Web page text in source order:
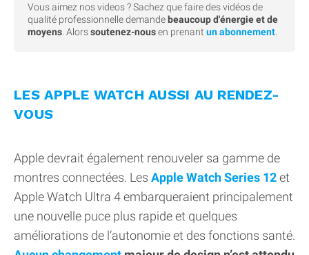
Vous aimez nos videos ? Sachez que faire des vidéos de
qualité professionnelle demande beaucoup d'énergie et de
moyens . Alorssoutenez-nousen prenant un abonnement
LES APPLE WATCH AUSSI AU RENDEZ-
VOUS
Apple devrait également renouveler sa gamme de
montres connectées. Les Apple Watch Series 12et
Apple Watch Ultra 4 embarqueraient principalement
une nouvelle puce plus rapide et quelques
améliorations de l’autonomie et des fonctions santé.